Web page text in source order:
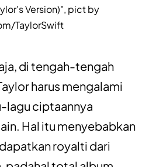
Version)", pict by
TaylorSwift
di tengah-tengah
harus mengalami
lagu ciptaannya
Hal itu menyebabkan
royalti dari